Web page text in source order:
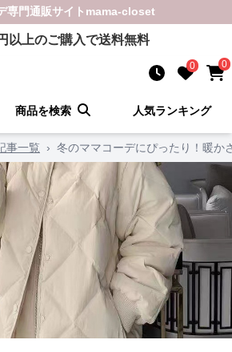
専門通販サイト mama-closet
以上のご購入で送料無料
0 0
商品を検索 人気ランキング
事一覧 › 冬のママコーデにぴったり！暖か